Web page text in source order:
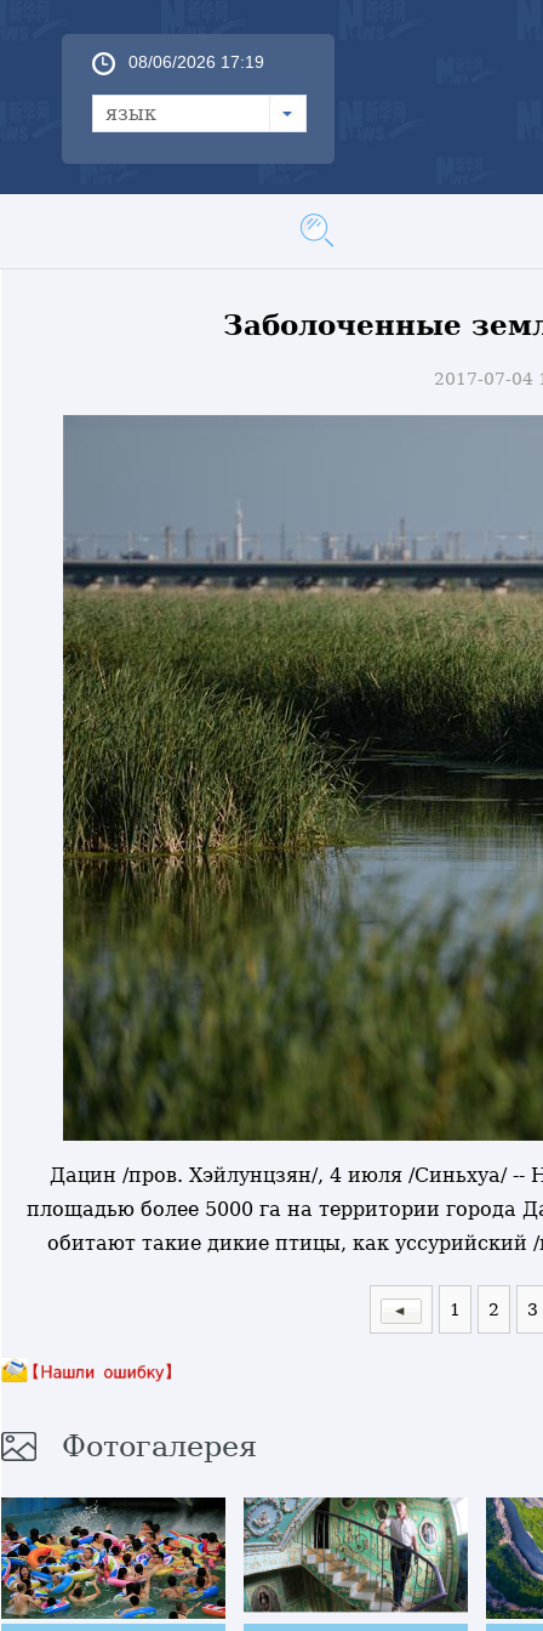
08/06/2026 17:19
язык
Заболоченные
2017-07-04
Дацин /пров. Хэйлунцзян/, 4 июля /Синьхуа/ --
площадью более 5000 га на территории города
обитают такие дикие птицы, как
1 2 3
Фотогалерея